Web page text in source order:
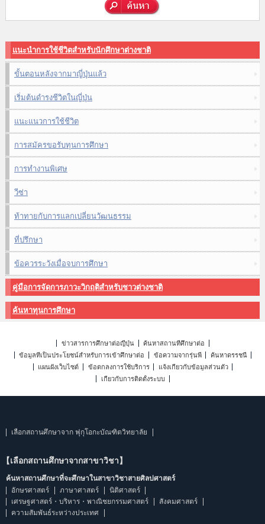
แนะนำการใช้ชีวิตสำหรับนักศึกษาต่างชาติ
ขั้นตอนหลังจากมาญี่ปุ่นแล้ว
เริ่มต้นดำรงชีวิตในญี่ปุ่น
แนะแนวการใช้ชีวิต
การสมัครขอรับทุนการศึกษา
การทำงานพิเศษ
วีซ่า
ท้าทายกับการแลกเปลี่ยนวัฒนธรรม
ที่ปรึกษา
ข้อควรระวังเมื่อจบการศึกษา
คู่มือการจัดการภาวะวิกฤติสำหรับชาวต่างชาติ
ค้นหาทุนการศึกษา
ข่าวสารการศึกษาต่อญี่ปุ่น
ค้นหาสถานที่ศึกษาต่อ
ข้อมูลที่เป็นประโยชน์สำหรับการเข้าศึกษาต่อ
ข้อความจากรุ่นพี่
ค้นหาดรรชนี
แผนผังเว็บไซต์
ข้อตกลงการใช้บริการ
แจ้งเกี่ยวกับข้อมูลส่วนตัว
เกี่ยวกับการติดตั้งระบบ
เลือกสถานศึกษาจาก ฟุกุโอกะบัณฑิตวิทยาลัย
【เลือกสถานศึกษาจากสาขาวิชา】
ค้นหาสถานศึกษาที่จะศึกษาในสาขาวิชาสายศิลปศาสตร์
อักษรศาสตร์
ภาษาศาสตร์
นิติศาสตร์
เศรษฐศาสตร์・บริหาร・พาณิชยกรรมศาสตร์
สังคมศาสตร์
ความสัมพันธ์ระหว่างประเทศ